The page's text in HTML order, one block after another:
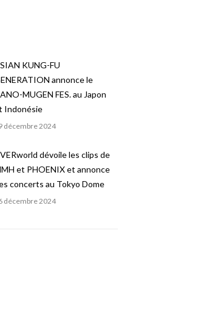
KUNG-FU
annonce le
MUGEN FES. au Japon
Indonésie
décembre 2024
dévoile les clips de
et PHOENIX et annonce
concerts au Tokyo Dome
décembre 2024